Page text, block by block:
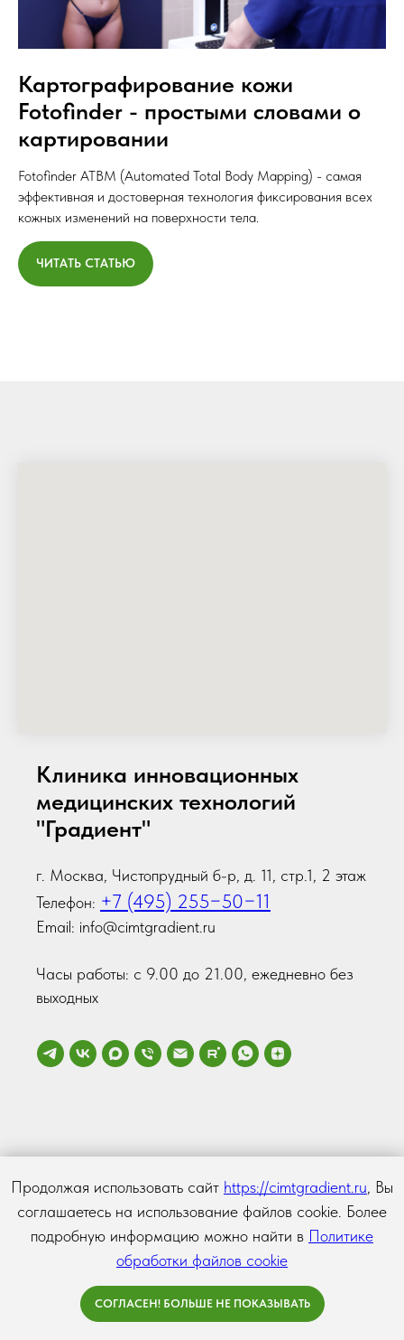
Картографирование кожи
Fotofinder - простыми словами о
картировании
Fotofinder ATBM (Automated Total Body Mapping) - самая
эффективная и достоверная технология фиксирования всех
кожных изменений на поверхности тела.
ЧИТАТЬ СТАТЬЮ
Клиника инновационных
медицинских технологий
"Градиент"
г. Москва, Чистопрудный б-р, д. 11, стр.1, 2 этаж
Телефон: +7 (495) 255−50−11
Email: info@cimtgradient.ru
Часы работы: с 9.00 до 21.00, ежедневно без
выходных
Найти
Продолжая использовать сайт https://cimtgradient.ru, Вы
соглашаетесь на использование файлов cookie. Более
подробную информацию можно найти в Политике
обработки файлов cookie
СОГЛАСЕН! БОЛЬШЕ НЕ ПОКАЗЫВАТЬ